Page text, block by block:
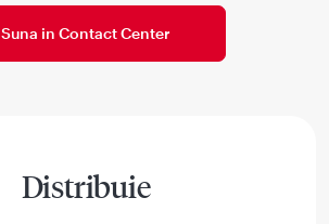
Suna in Contact Center
Distribuie